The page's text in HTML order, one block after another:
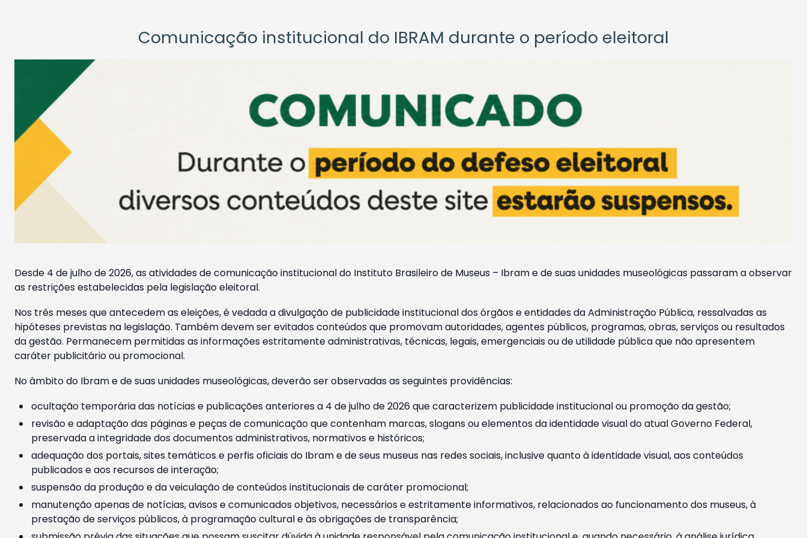
Comunicação institucional do IBRAM durante o período eleitoral
Desde 4 de julho de 2026, as atividades de comunicação institucional do Instituto Brasileiro de Museus – Ibram e de suas unidades museológicas passaram a observar
as restrições estabelecidas pela legislação eleitoral.
Nos três meses que antecedem as eleições, é vedada a divulgação de publicidade institucional dos órgãos e entidades da Administração Pública, ressalvadas as
hipóteses previstas na legislação. Também devem ser evitados conteúdos que promovam autoridades, agentes públicos, programas, obras, serviços ou resultados
da gestão. Permanecem permitidas as informações estritamente administrativas, técnicas, legais, emergenciais ou de utilidade pública que não apresentem
caráter publicitário ou promocional.
No âmbito do Ibram e de suas unidades museológicas, deverão ser observadas as seguintes providências:
ocultação temporária das notícias e publicações anteriores a 4 de julho de 2026 que caracterizem publicidade institucional ou promoção da gestão;
revisão e adaptação das páginas e peças de comunicação que contenham marcas, slogans ou elementos da identidade visual do atual Governo Federal,
preservada a integridade dos documentos administrativos, normativos e históricos;
adequação dos portais, sites temáticos e perfis oficiais do Ibram e de seus museus nas redes sociais, inclusive quanto à identidade visual, aos conteúdos
publicados e aos recursos de interação;
suspensão da produção e da veiculação de conteúdos institucionais de caráter promocional;
manutenção apenas de notícias, avisos e comunicados objetivos, necessários e estritamente informativos, relacionados ao funcionamento dos museus, à
prestação de serviços públicos, à programação cultural e às obrigações de transparência;